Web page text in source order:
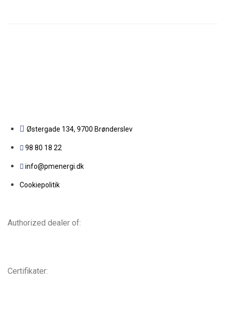
Østergade 134, 9700 Brønderslev​
98 80 18 22
info@pmenergi.dk​ ​
Cookiepolitik
Authorized dealer of:
Certifikater: